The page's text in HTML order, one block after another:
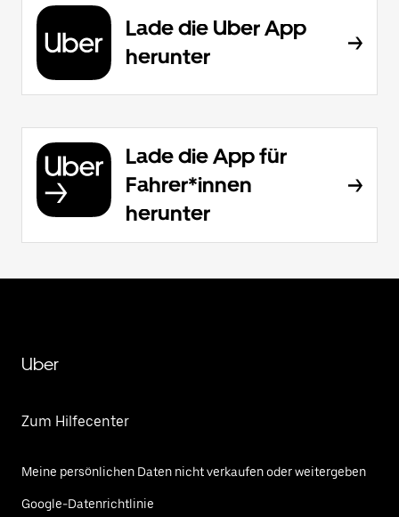
Lade die Uber App
herunter
Lade die App für
Fahrer*innen
herunter
Uber
Zum Hilfecenter
Meine persönlichen Daten nicht verkaufen oder weitergeben
Google-Datenrichtlinie